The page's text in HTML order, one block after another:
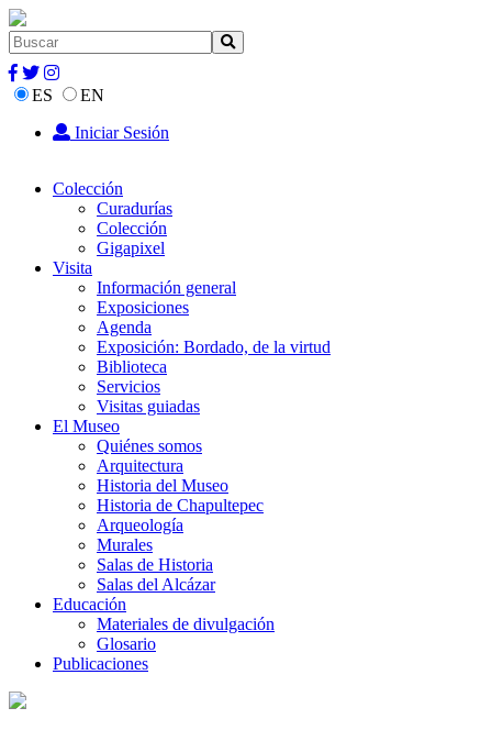
ES
EN
Iniciar Sesión
Colección
Curadurías
Colección
Gigapixel
Visita
Información general
Exposiciones
Agenda
Exposición: Bordado, de la virtud
Biblioteca
Servicios
Visitas guiadas
El Museo
Quiénes somos
Arquitectura
Historia del Museo
Historia de Chapultepec
Arqueología
Murales
Salas de Historia
Salas del Alcázar
Educación
Materiales de divulgación
Glosario
Publicaciones